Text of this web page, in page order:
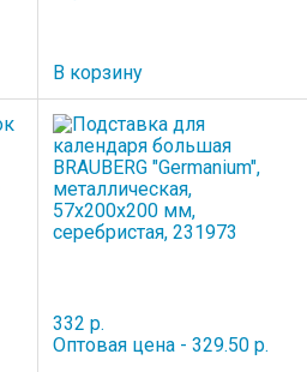
В корзину
332 р.
Оптовая цена - 329.50 р.